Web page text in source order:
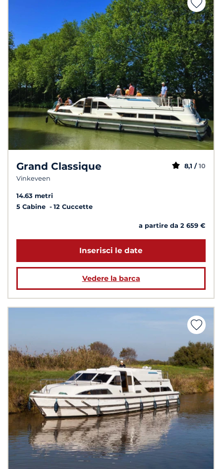
Grand Classique
Vinkeveen
8,1 / 10
14.63 metri
5 Cabine
12 Cuccette
a partire da 2 659 €
Inserisci le date
Vedere la barca